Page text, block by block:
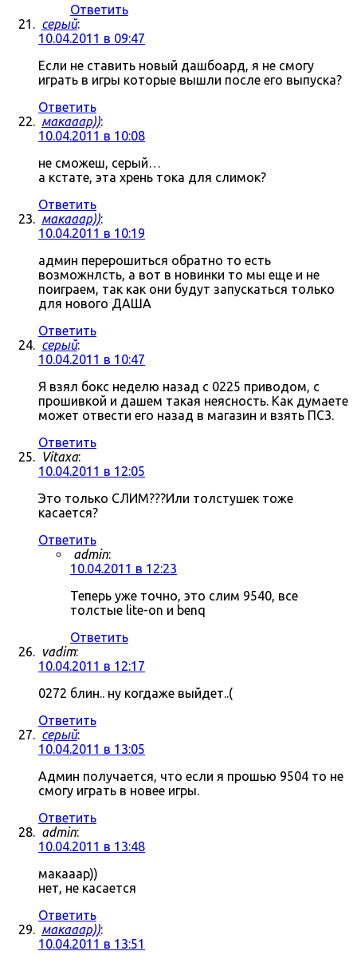
Ответить
серый:
10.04.2011 в 09:47
Если не ставить новый дашбоард, я не смогу
играть в игры которые вышли после его выпуска?
Ответить
макааар)):
10.04.2011 в 10:08
не сможеш, серый…
а кстате, эта хрень тока для слимок?
Ответить
макааар)):
10.04.2011 в 10:19
админ перерошиться обратно то есть
возможнлсть, а вот в новинки то мы еще и не
поиграем, так как они будут запускаться только
для нового ДАША
Ответить
серый:
10.04.2011 в 10:47
Я взял бокс неделю назад с 0225 приводом, с
прошивкой и дашем такая неясность. Как думаете
может отвести его назад в магазин и взять ПС3.
Ответить
Vitaxa:
10.04.2011 в 12:05
Это только СЛИМ???Или толстушек тоже
касается?
Ответить
admin:
10.04.2011 в 12:23
Теперь уже точно, это слим 9540, все
толстые lite-on и benq
Ответить
vadim:
10.04.2011 в 12:17
0272 блин.. ну когдаже выйдет..(
Ответить
серый:
10.04.2011 в 13:05
Админ получается, что если я прошью 9504 то не
смогу играть в новее игры.
Ответить
admin:
10.04.2011 в 13:48
макааар))
нет, не касается
Ответить
макааар)):
10.04.2011 в 13:51